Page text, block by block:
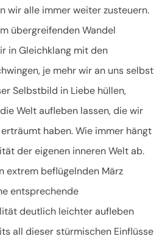
wir alle immer weiter zusteuern.
übergreifenden Wandel
in Gleichklang mit den
je mehr wir an uns selbst
Selbstbild in Liebe hüllen,
Welt aufleben lassen, die wir
haben. Wie immer hängt
der eigenen inneren Welt ab.
extrem beflügelnden März
entsprechende
deutlich leichter aufleben
all dieser stürmischen Einflüsse